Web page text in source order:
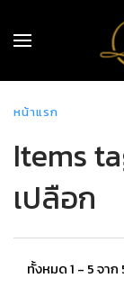
หน้าแรก
Items
เปลือก
ทั้งหมด 1 - 5 จาก